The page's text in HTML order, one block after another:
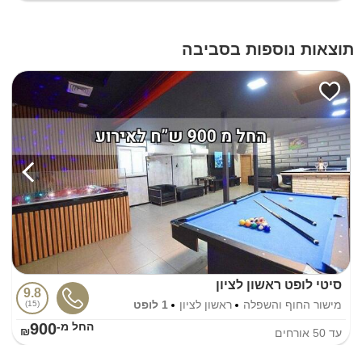
תוצאות נוספות בסביבה
סיטי לופט ראשון לציון
מישור החוף והשפלה ראשון לציון 1 לופט
9.8
15
עד 50 אורחים החל מ-₪900